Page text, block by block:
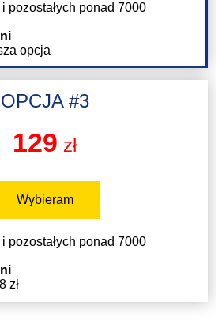
pozostałych ponad 7000
opcja
OPCJA #3
129 zł
Wybieram
pozostałych ponad 7000
zł